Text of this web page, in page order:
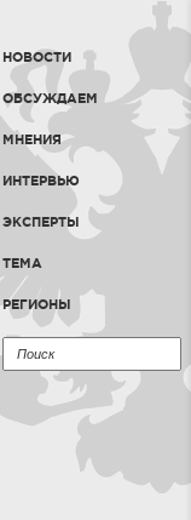
НОВОСТИ
ОБСУЖДАЕМ
МНЕНИЯ
ИНТЕРВЬЮ
ЭКСПЕРТЫ
ТЕМА
РЕГИОНЫ